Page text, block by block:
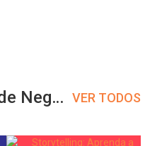
Principais Livros de Negócios VER TODOS